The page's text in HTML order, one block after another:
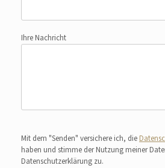
Ihre Nachricht
Mit dem "Senden" versichere ich, die
haben und stimme der Nutzung meiner
Datenschutzerklärung zu.